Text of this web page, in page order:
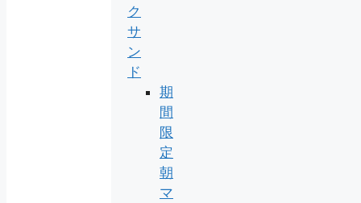
ク
サ
ン
ド
期
間
限
定
朝
マ